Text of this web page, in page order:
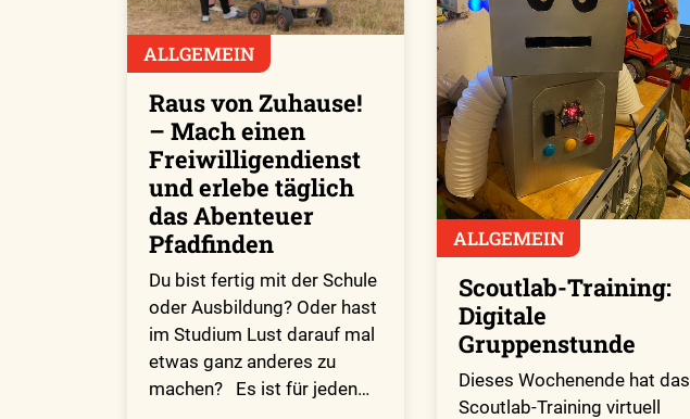
ALLGEMEIN
Raus von Zuhause!
– Mach einen
Freiwilligendienst
und erlebe täglich
das Abenteuer
Pfadfinden
Du bist fertig mit der Schule
oder Ausbildung? Oder hast
im Studium Lust darauf mal
etwas ganz anderes zu
machen? Es ist für jeden…
ALLGEMEIN
Scoutlab-Training:
Digitale
Gruppenstunde
Dieses Wochenende hat das
Scoutlab-Training virtuell